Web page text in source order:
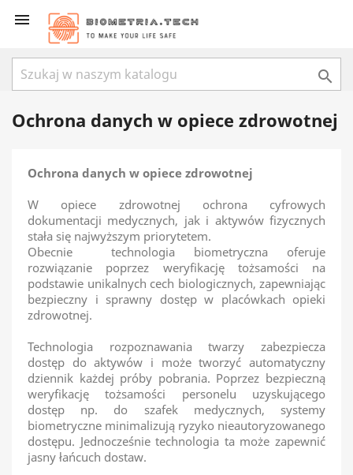


Ochrona danych w opiece zdrowotnej
Ochrona danych w opiece zdrowotnej
W opiece zdrowotnej ochrona cyfrowych
dokumentacji medycznych, jak i aktywów fizycznych
stała się najwyższym priorytetem.
Obecnie technologia biometryczna oferuje
rozwiązanie poprzez weryfikację tożsamości na
podstawie unikalnych cech biologicznych, zapewniając
bezpieczny i sprawny dostęp w placówkach opieki
zdrowotnej.
Technologia rozpoznawania twarzy zabezpiecza
dostęp do aktywów i może tworzyć automatyczny
dziennik każdej próby pobrania. Poprzez bezpieczną
weryfikację tożsamości personelu uzyskującego
dostęp np. do szafek medycznych, systemy
biometryczne minimalizują ryzyko nieautoryzowanego
dostępu. Jednocześnie technologia ta może zapewnić
jasny łańcuch dostaw.